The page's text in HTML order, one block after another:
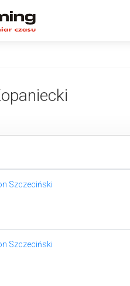
Szczeciński
Szczeciński